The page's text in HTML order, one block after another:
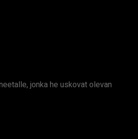
jonka he uskovat olevan